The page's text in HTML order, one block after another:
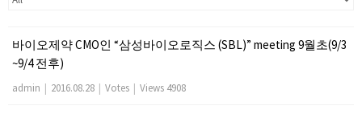
바이오제약 CMO인 “삼성바이오로직스 (SBL)” meeting 9월초(9/3
~9/4 전후)
admin | 2016.08.28 | Votes | Views 4908